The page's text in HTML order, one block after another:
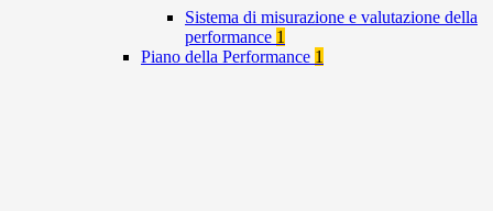
Sistema di misurazione e valutazione della
performance 1
Piano della Performance 1